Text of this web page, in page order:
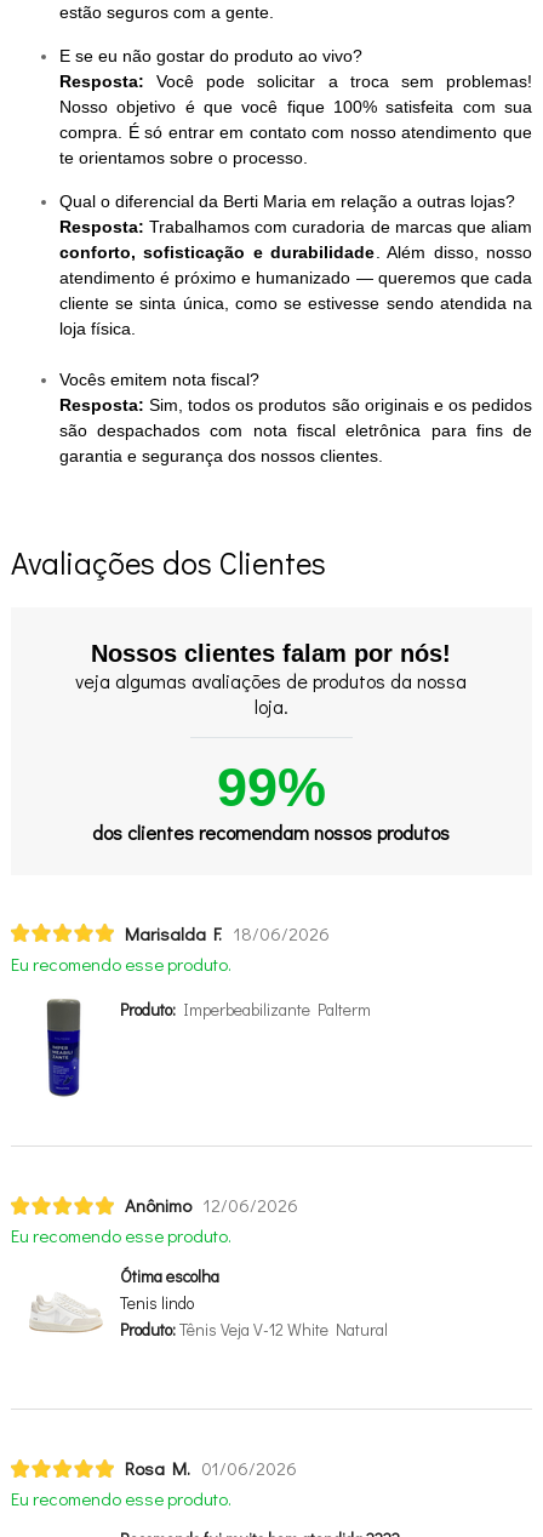
estão seguros com a gente.
E se eu não gostar do produto ao vivo?
Resposta: Você pode solicitar a troca sem problemas!
Nosso objetivo é que você fique 100% satisfeita com sua
compra. É só entrar em contato com nosso atendimento que
te orientamos sobre o processo.
Qual o diferencial da Berti Maria em relação a outras lojas?
Resposta: Trabalhamos com curadoria de marcas que aliam
conforto, sofisticação e durabilidade. Além disso, nosso
atendimento é próximo e humanizado — queremos que cada
cliente se sinta única, como se estivesse sendo atendida na
loja física.
Vocês emitem nota fiscal?
Resposta:Sim, todos os produtos são originais e os pedidos
são despachados com nota fiscal eletrônica para fins de
garantia e segurança dos nossos clientes.
Avaliações dos Clientes
Nossos clientes falam por nós!
veja algumas avaliações de produtos da nossa
loja.
99%
dos clientes recomendam nossos produtos
Marisalda F. 18/06/2026
Eu recomendo esse produto.
Produto:Imperbeabilizante Palterm
Anônimo 12/06/2026
Eu recomendo esse produto.
Ótima escolha
Tenis lindo
Produto:Tênis Veja V-12 White Natural
Rosa M. 01/06/2026
Eu recomendo esse produto.